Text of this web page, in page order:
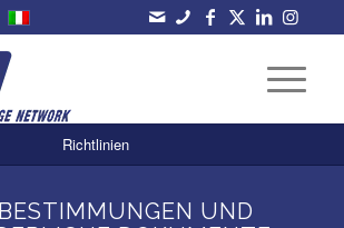
Richtlinien
UND